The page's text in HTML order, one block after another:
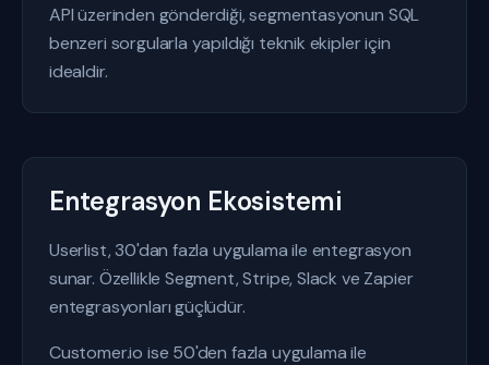
API üzerinden gönderdiği, segmentasyonun SQL
benzeri sorgularla yapıldığı teknik ekipler için
idealdir.
Entegrasyon Ekosistemi
Userlist, 30'dan fazla uygulama ile entegrasyon
sunar. Özellikle Segment, Stripe, Slack ve Zapier
entegrasyonları güçlüdür.
Customer.io ise 50'den fazla uygulama ile